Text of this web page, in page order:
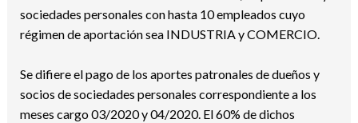
sociedades personales con hasta 10 empleados cuyo
régimen de aportación sea INDUSTRIA y COMERCIO.
Se difiere el pago de los aportes patronales de dueños y
socios de sociedades personales correspondiente a los
meses cargo 03/2020 y 04/2020. El 60% de dichos